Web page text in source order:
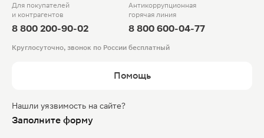
Для покупателей
и контрагентов
8 800 200-90-02
Антикоррупционная
горячая линия
8 800 600-04-77
Круглосуточно, звонок по России бесплатный
Помощь
Нашли уязвимость на сайте?
Заполните форму